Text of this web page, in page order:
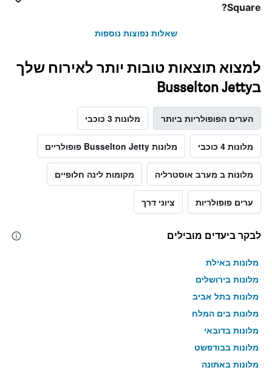
Square?
שאלות נפוצות נוספות
למצוא תוצאות טובות יותר לאירוח שלך
בBusselton Jetty
הערים הפופולריות ביותר מלונות 3 כוכבי
מלונות 4 כוכבי מלונות Busselton Jetty פופולריים
מלונות ב מערב אוסטרליה מקומות לינה חלופיים
ערים פופולריות ציוני דרך
לבקר ביעדים מובילים
מלונות באילת
מלונות בירושלים
מלונות בתל אביב
מלונות בים המלח
מלונות בדובאי
מלונות בבודפשט
מלונות באתונה